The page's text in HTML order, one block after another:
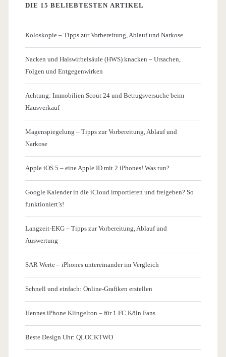
DIE 15 BELIEBTESTEN ARTIKEL
Koloskopie – Tipps zur Vorbereitung, Ablauf und Narkose
Nacken und Halswirbelsäule (HWS) knacken – Ursachen,
Folgen und Entgegenwirken
Achtung: Immobilien Scout 24 und Betrugsversuche beim
Hausverkauf
Magenspiegelung – Tipps zur Vorbereitung, Ablauf und
Narkose
Apple iOS 5 – eine Apple ID mit 2 iPhones! Was tun?
Google Kalender in die iCloud importieren und freigeben? So
funktioniert’s!
Langzeit-EKG – Tipps zur Vorbereitung, Ablauf und
Auswertung
SAR Werte – iPhones untereinander im Vergleich
Schnell und einfach: Online-Grafiken erstellen
Hennes iPhone Klingelton – für 1.FC Köln Fans
Beste Design Uhr: QLOCKTWO